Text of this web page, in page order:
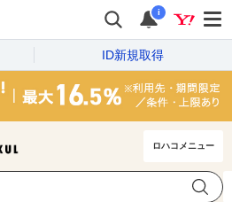
i
ID新規取得
ロハコメニュー